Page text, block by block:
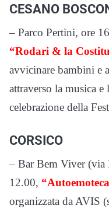
CESANO
– Parco Pertini, ore
“Rodari & la
avvicinare bambini e
attraverso la musica
celebrazione della
CORSICO
– Bar Bem Viver (via
12.00,
organizzata da AVIS